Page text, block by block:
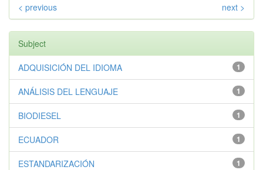
< previous next >
Subject
1
ADQUISICIÓN DEL IDIOMA
1
ANÁLISIS DEL LENGUAJE
1
BIODIESEL
1
ECUADOR
1
ESTANDARIZACIÓN